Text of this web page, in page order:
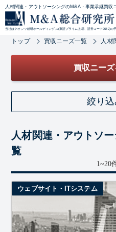
人材関連・アウトソーシングのM&A・事業承継買収
当社はクオンツ総研ホールディングス(東証プライム上場、証券コード9552)の子
トップ 買収ニーズ一覧 人材
買収ニー
絞り
キーワード
業種
人材関連・アウトソ
覧
1~20
ウェブサイト・ITシステム